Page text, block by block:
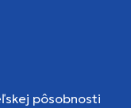
pôsobnosti